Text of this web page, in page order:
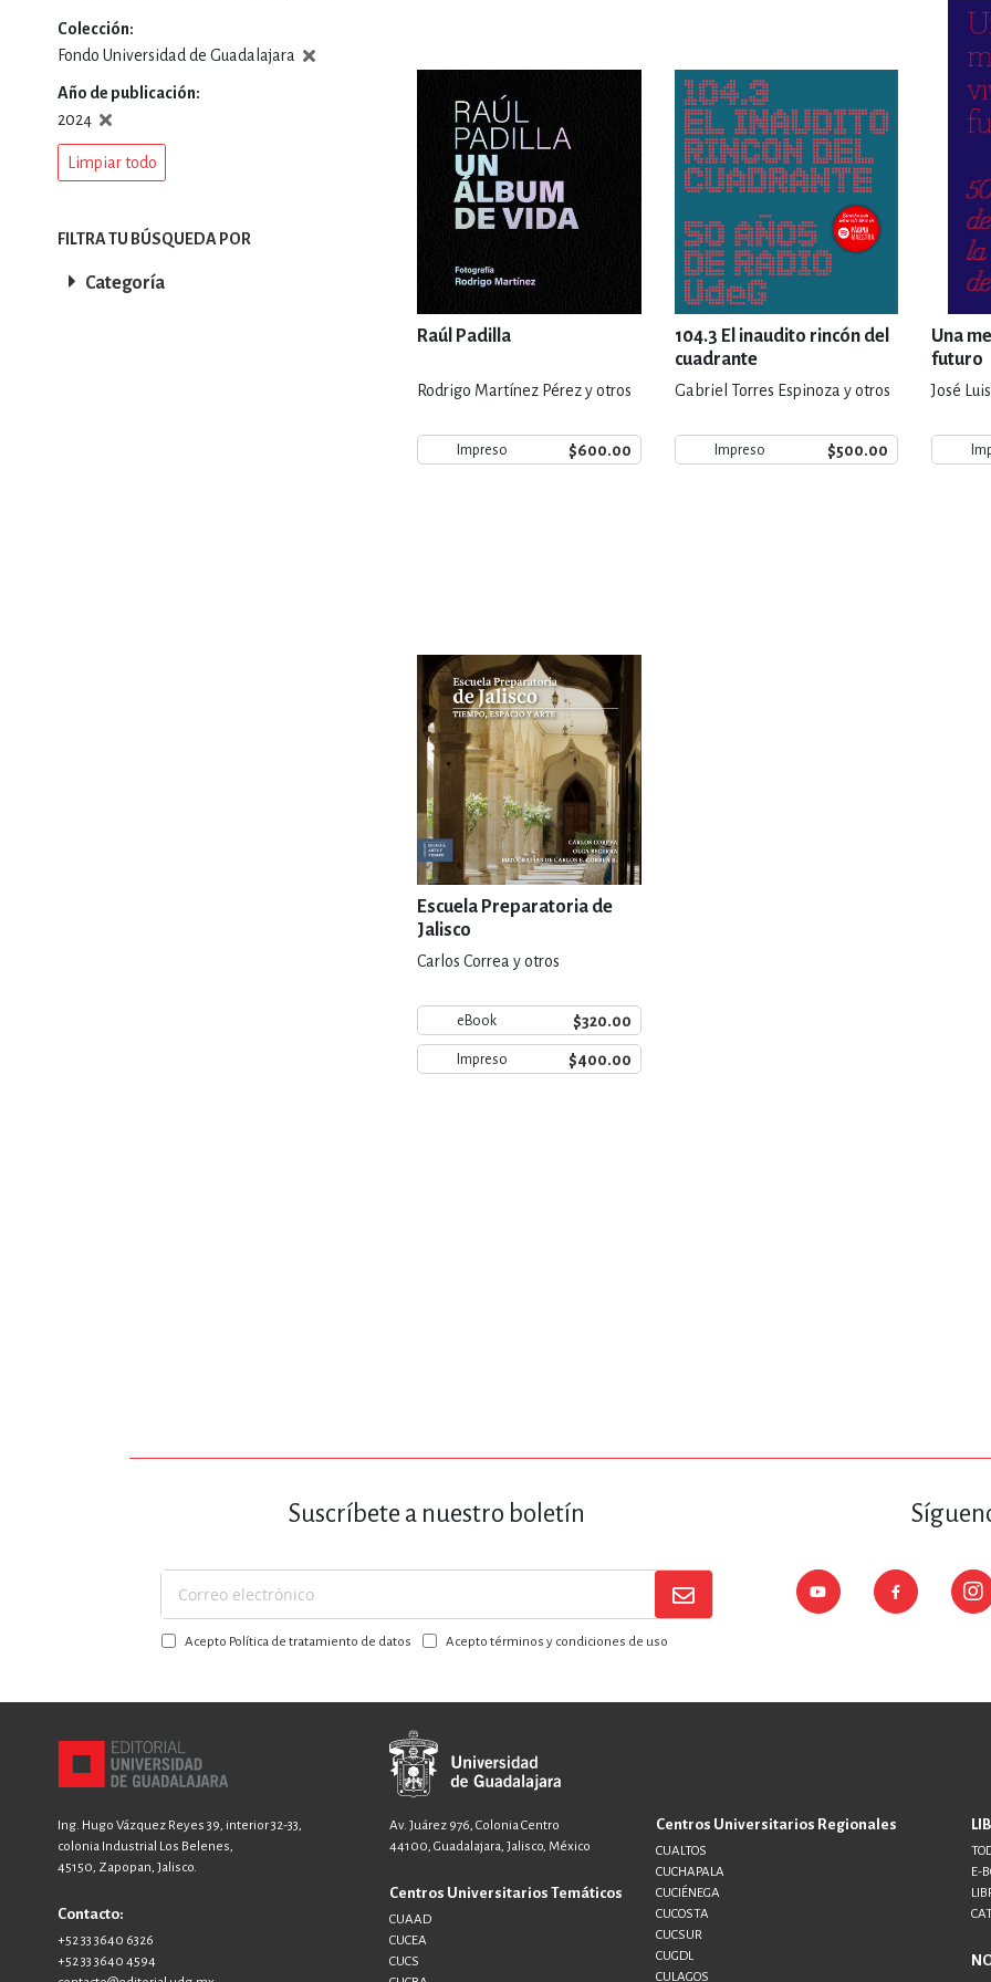
DEPORTES Y ACTIVIDADES DE OCIO AL AIRE
ECONOMÍA, FINANZAS, EMPRESA Y
ESTILOS DE VIDA, AFICIONES Y OCIO
FILOSOFÍA Y RELIGIÓN HISTORIA Y
INFANTILES, JUVENILES Y DIDÁCTICOS
MEDICINA,
SALUD, RELACIONES Y DESARROLLO
SOCIEDAD Y CIENCIAS SOCIALES
TECNOLOGÍA, INGENIERÍA,
Raúl Padilla
Rodrigo Martínez Pérez y otros
Impreso $600.00
104.3 El inaudito rincón del
cuadrante
Gabriel Torres Espinoza y otros
Impreso $500.00
Una
futuro
José
Escuela Preparatoria de
Jalisco
Carlos Correa y otros
eBook $320.00
Impreso $400.00
Colección
Fondo Universidad de Guadalajara
Año de publicación
2024
Limpiar todo
FILTRA TU BÚSQUEDA POR
Categoría
Suscríbete a nuestro boletín
Suscríbase
a
nuestroAcepto Política de tratamiento de datos Acepto términos y condiciones de uso
Ing. Hugo Vázquez Reyes 39, interior 32-33,
colonia Industrial Los Belenes,
45150, Zapopan, Jalisco.
Contacto:
+52 33 3640 6326
+52 33 3640 4594
Av. Juárez 976, Colonia Centro
44100, Guadalajara, Jalisco, México
Centros Universitarios Temáticos
CUAAD
CUCEA
CUCS
Centros Universitarios Regionales
CUALTOS
CUCHAPALA
CUCIÉNEGA
CUCOSTA
CUCSUR
CUGDL
CULAGOS
E-